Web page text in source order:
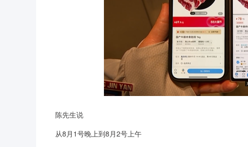
陈先生说
从8月1号晚上到8月2号上午